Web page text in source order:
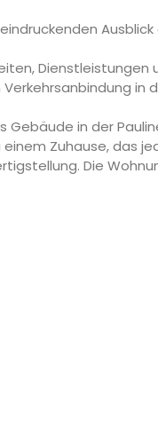
Ausblick
Dienstleistungen
in
in der
Zuhause, das
Die